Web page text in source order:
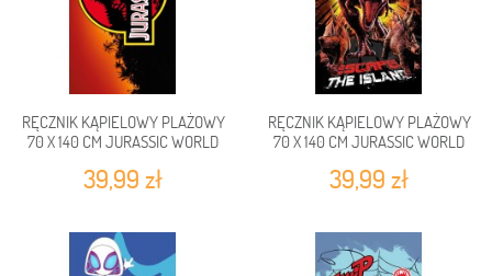
RĘCZNIK KĄPIELOWY PLAŻOWY
70 X 140 CM JURASSIC WORLD
39,99 zł
RĘCZNIK KĄPIELOWY PLAŻOWY
70 X 140 CM JURASSIC WORLD
39,99 zł